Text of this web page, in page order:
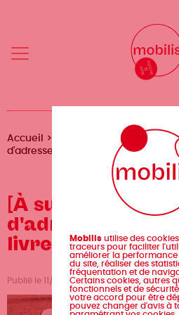
Menu
principal
Menu
Fil
Accueil Écologie
d'adresses de l'écologie du livre
[À suivre] #5 - Le
d'adresses de
livre
Publié le 11/06/2025 par Mélanie
Mobilis utilise des
traceurs pour faciliter
améliorer la performance
du site, réaliser des
fréquentation et de
Certains cookies, autres
fonctionnels et de
votre accord pour être
pouvez changer d'avis à